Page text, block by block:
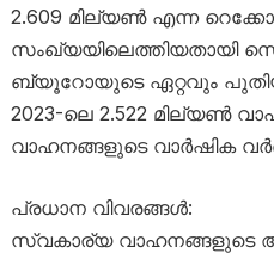
2.609 മില്യൺ എന്ന
സംഖ്യയിലെത്തിയതായി
ബ്യൂറോയുടെ ഏറ്റവും പുതിയ
2023-ലെ 2.522 മില്യൺ
വാഹനങ്ങളുടെ വാർഷിക
പ്രധാന വിവരങ്ങൾ:
സ്വകാര്യ വാഹനങ്ങളുടെ